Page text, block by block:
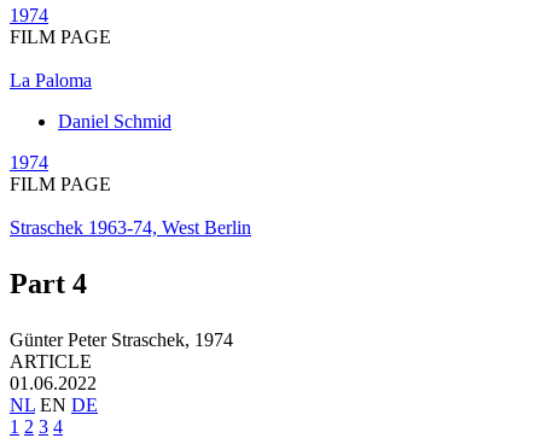
1974
FILM PAGE
La Paloma
Daniel Schmid
1974
FILM PAGE
Straschek 1963-74, West Berlin
Part 4
Günter Peter Straschek, 1974
ARTICLE
01.06.2022
NL EN DE
1 2 3 4